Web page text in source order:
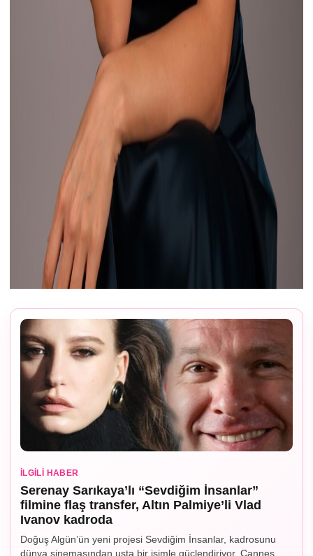
İLGILI HABER
Serenay Sarıkaya’lı “Sevdiğim İnsanlar”
filmine flaş transfer, Altın Palmiye’li Vlad
Ivanov kadroda
Doğuş Algün’ün yeni projesi Sevdiğim İnsanlar, kadrosunu
dünya sinemasından usta bir isimle güçlendiriyor. Cannes